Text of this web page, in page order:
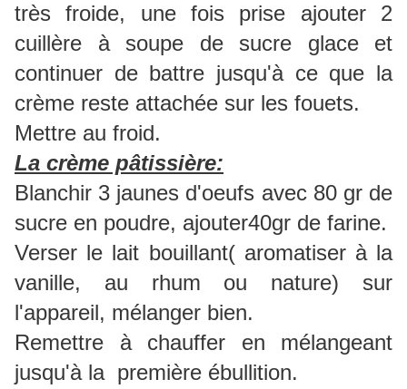
très froide, une fois prise ajouter 2
cuillère à soupe de sucre glace et
continuer de battre jusqu'à ce que la
crème reste attachée sur les fouets.
Mettre au froid.
La crème pâtissière:
Blanchir 3 jaunes d'oeufs avec 80 gr de
sucre en poudre, ajouter40gr de farine.
Verser le lait bouillant( aromatiser à la
vanille, au rhum ou nature) sur
l'appareil, mélanger bien.
Remettre à chauffer en mélangeant
jusqu'à la première ébullition.